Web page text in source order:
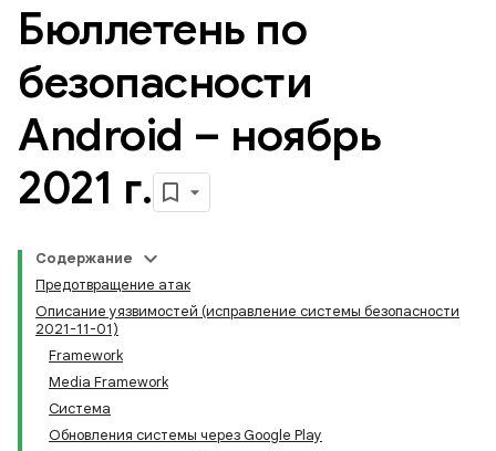
Бюллетень по
безопасности
Android – ноябрь
2021 г.
Содержание
Предотвращение атак
Описание уязвимостей (исправление системы безопасности
2021-11-01)
Framework
Media Framework
Система
Обновления системы через Google Play